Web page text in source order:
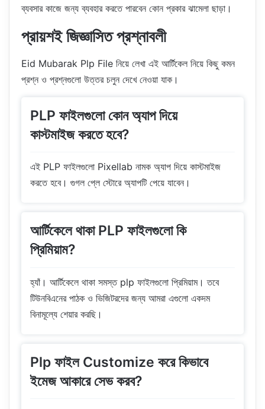
ব্যবসার কাজে জন্য ব্যবহার করতে পারবেন কোন প্রকার ঝামেলা ছাড়া।
প্রায়শই জিজ্ঞাসিত প্রশ্নাবলী
Eid Mubarak Plp File নিয়ে লেখা এই আর্টিকেল নিয়ে কিছু কমন
প্রশ্ন ও প্রশ্নগুলো উত্তর চলুন দেখে নেওয়া যাক।
PLP ফাইলগুলো কোন অ্যাপ দিয়ে
কাস্টমাইজ করতে হবে?
এই PLP ফাইলগুলো Pixellab নামক অ্যাপ দিয়ে কাস্টমাইজ
করতে হবে। গুগল প্লে স্টোরে অ্যাপটি পেয়ে যাবেন।
আর্টিকেলে থাকা PLP ফাইলগুলো কি
প্রিমিয়াম?
হ্যাঁ। আর্টিকেলে থাকা সমস্ত plp ফাইলগুলো প্রিমিয়াম। তবে
টিউনবিএনের পাঠক ও ভিজিটরদের জন্য আমরা এগুলো একদম
বিনামূল্যে শেয়ার করছি।
Plp ফাইল Customize করে কিভাবে
ইমেজ আকারে সেভ করব?